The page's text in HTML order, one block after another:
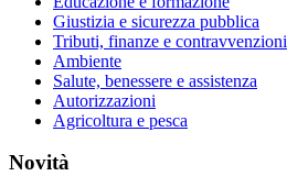
Giustizia e sicurezza pubblica
Tributi, finanze e contravvenzioni
Ambiente
Salute, benessere e assistenza
Autorizzazioni
Agricoltura e pesca
Novità